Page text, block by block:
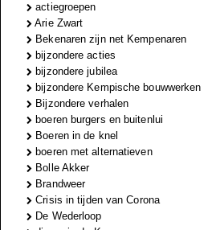
actiegroepen
Arie Zwart
Bekenaren zijn net Kempenaren
bijzondere acties
bijzondere jubilea
bijzondere Kempische bouwwerken
Bijzondere verhalen
boeren burgers en buitenlui
Boeren in de knel
boeren met alternatieven
Bolle Akker
Brandweer
Crisis in tijden van Corona
De Wederloop